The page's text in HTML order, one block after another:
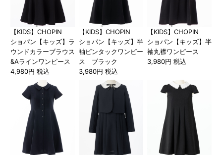
【KIDS】CHOPIN
ショパン【キッズ】ラ
ウンドカラーブラウス
&Aラインワンピース
4,980円 税込
【KIDS】CHOPIN
ショパン【キッズ】半
袖ピンタックワンピー
ス ブラック
3,980円 税込
【KIDS】CHOPIN
ショパン【キッズ】半
袖丸襟ワンピース
3,980円 税込